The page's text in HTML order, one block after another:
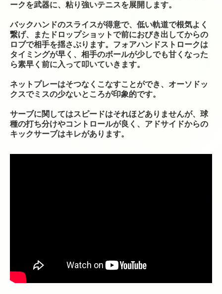
ークを武器に、粘り強いテニスを展開します。
バックハンドのスライスが得意で、低い軌道で根気よく
繋げ、またドロップショットで前におびき出してからの
ロブで相手を揺さぶります。フォアハンドストロークは
タイミングが早く、相手のボールが少しでも甘くなった
ら素早く前に入って叩いていきます。
ネットプレーはそつなくこなすことができ、オーソドッ
クスでミスの少ないところが印象的です。
サーブに関してはスピードはそれほどありませんが、球
種の打ち分けやコントロールが良く、アドサイドからの
キックサーブはキレがあります。